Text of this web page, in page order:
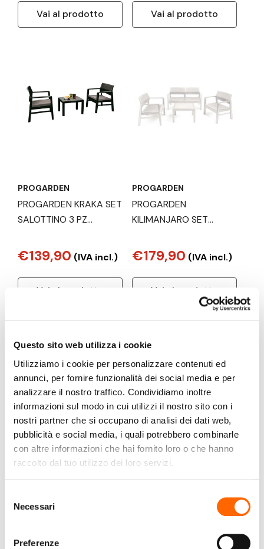
Questo sito web utilizza i cookie
Utilizziamo i cookie per personalizzare contenuti ed
annunci, per fornire funzionalità dei social media e per
analizzare il nostro traffico. Condividiamo inoltre
informazioni sul modo in cui utilizzi il nostro sito con i
nostri partner che si occupano di analisi dei dati web,
pubblicità e social media, i quali potrebbero combinarle
con altre informazioni che hai fornito loro o che hanno
raccolto dal tuo utilizzo dei loro servizi.
delNecessari
Preferenze
Vai al prodotto Vai al prodotto
PROGARDEN
PROGARDEN KRAKA SET
SALOTTINO 3 PZ
€139,90 (IVA incl.)
Vai al prodotto
PROGARDEN
PROGARDEN
KILIMANJARO SET
BIANCO
€179,90 (IVA incl.)
Vai al prodotto
PROGARDEN
BIANCO
PROGARDEN
(IVA incl.)